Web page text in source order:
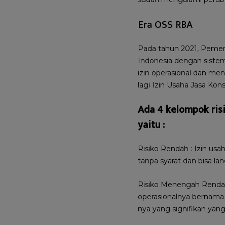
Era OSS RBA
Pada tahun 2021,
Indonesia dengan
izin operasional dan
lagi Izin Usaha Jasa
Ada 4 kelompok
yaitu :
Risiko Rendah : Izin
tanpa syarat dan bisa
Risiko Menengah
operasionalnya
nya yang signifikan